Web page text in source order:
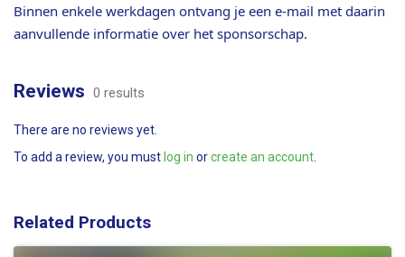
Binnen enkele werkdagen ontvang je een e-mail met daarin
aanvullende informatie over het sponsorschap.
Reviews 0 results
There are no reviews yet.
To add a review, you must log in orcreate an account
Related Products